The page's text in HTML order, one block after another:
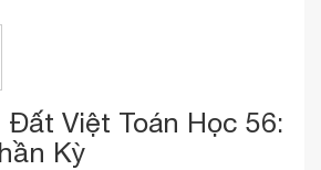
Việt Toán Học 56:
Kỳ